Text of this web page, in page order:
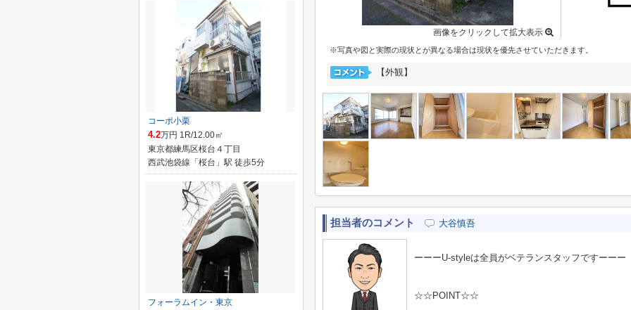
画像をクリックして拡大表示
※写真や図と実際の現状とが異なる場合は現状を優先させていただきます。
【外観】
担当者のコメント 大谷慎吾
ーーーU-styleは全員がベテランスタッフですーーー
☆☆POINT☆☆
コーポ小栗
4.2万円 1R/12.00㎡
東京都練馬区桜台４丁目
西武池袋線「桜台」駅 徒歩5分
フォーラムイン・東京